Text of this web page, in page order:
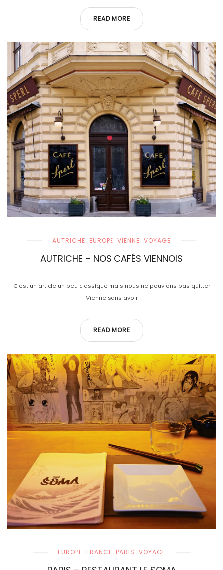
READ MORE
AUTRICHE EUROPE VIENNE VOYAGE
AUTRICHE – NOS CAFÉS VIENNOIS
C’est un article un peu classique mais nous ne pouvions pas quitter
Vienne sans avoir
READ MORE
EUROPE FRANCE PARIS VOYAGE